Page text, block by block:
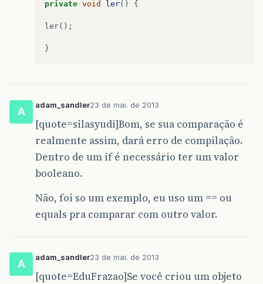
private void ler() {
ler();
}
A
adam_sandler23 de mai. de 2013
[quote=silasyudi]Bom, se sua comparação é
realmente assim, dará erro de compilação.
Dentro de um if é necessário ter um valor
booleano.
Não, foi so um exemplo, eu uso um == ou
equals pra comparar com outro valor.
A
adam_sandler23 de mai. de 2013
[quote=EduFrazao]Se você criou um objeto